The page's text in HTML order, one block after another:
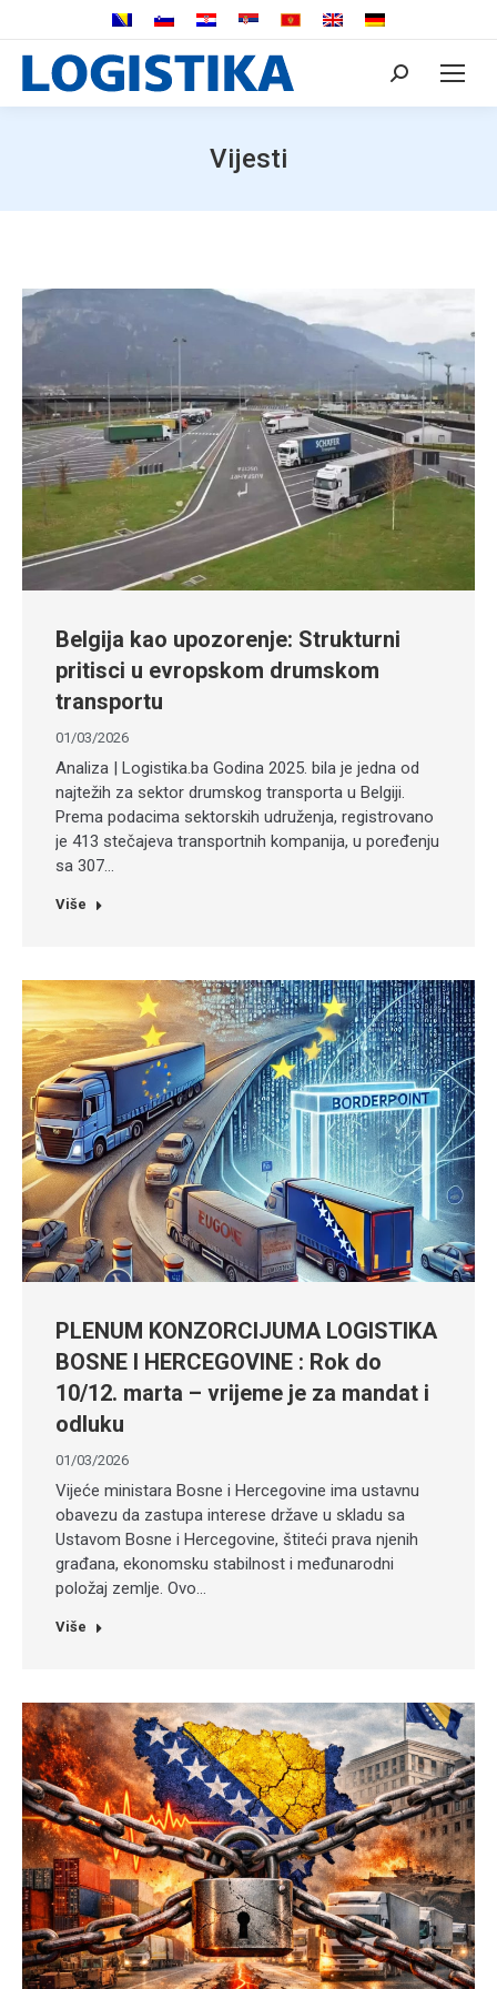
Search:
Vijesti
Belgija kao upozorenje: Strukturni
pritisci u evropskom drumskom
transportu
01/03/2026
Analiza | Logistika.ba Godina 2025. bila je jedna od
najtežih za sektor drumskog transporta u Belgiji.
Prema podacima sektorskih udruženja, registrovano
je 413 stečajeva transportnih kompanija, u poređenju
sa 307…
Više
PLENUM KONZORCIJUMA LOGISTIKA
BOSNE I HERCEGOVINE : Rok do
10/12. marta – vrijeme je za mandat i
odluku
01/03/2026
Vijeće ministara Bosne i Hercegovine ima ustavnu
obavezu da zastupa interese države u skladu sa
Ustavom Bosne i Hercegovine, štiteći prava njenih
građana, ekonomsku stabilnost i međunarodni
položaj zemlje. Ovo…
Više